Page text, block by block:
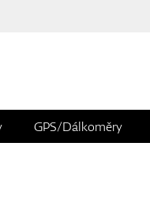
GPS/Dálkoměry